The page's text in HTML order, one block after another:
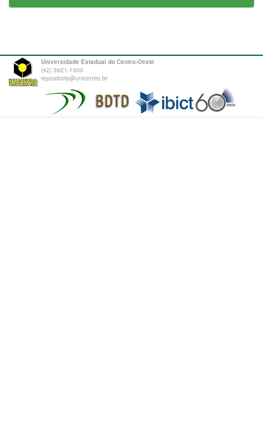
Universidade Estadual do Centro-Oeste
(42) 3621-1000
repositorio@unicentro.br